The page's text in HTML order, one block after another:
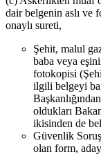
dair belgenin aslı ve
onaylı sureti,
Şehit, malul
baba veya
fotokopisi
ilgili belgeyi
oldukları
ikisinden de
Güvenlik
olan form,